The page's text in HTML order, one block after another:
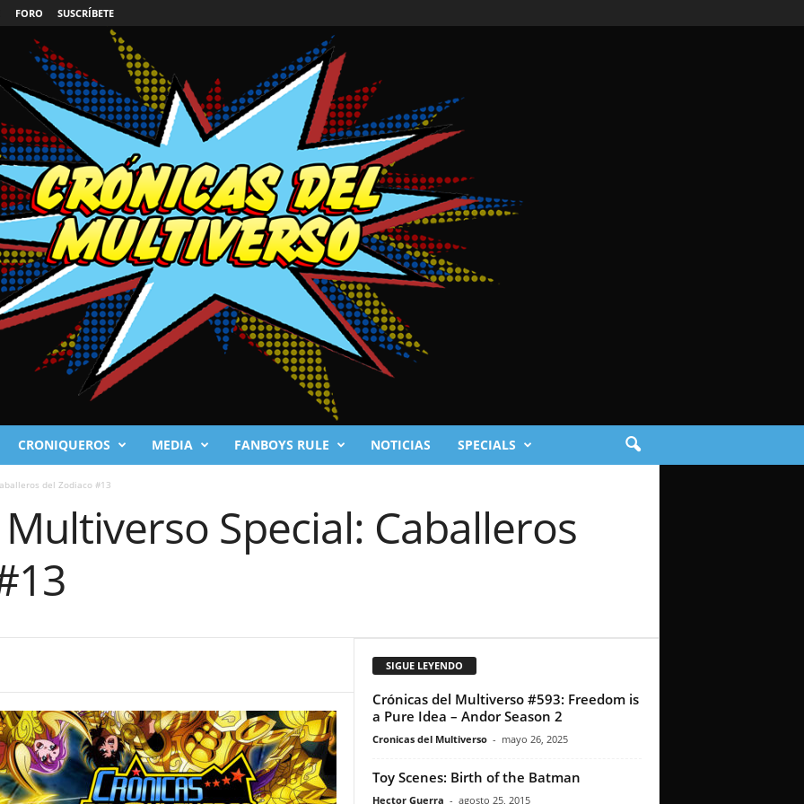
FORO SUSCRÍBETE
CRONIQUEROS MEDIA FANBOYS RULE NOTICIAS SPECIALS
del Zodiaco #13
Special: Caballeros
SIGUE LEYENDO
Crónicas del Multiverso #593: Freedom is
a Pure Idea – Andor Season 2
Cronicas del Multiverso - mayo 26, 2025
Toy Scenes: Birth of the Batman
Hector Guerra - agosto 25, 2015